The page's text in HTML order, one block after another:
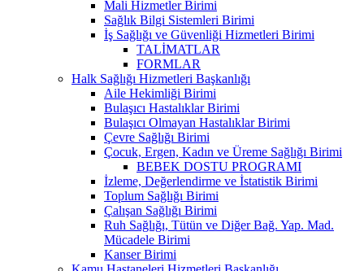
Mali Hizmetler Birimi
Sağlık Bilgi Sistemleri Birimi
İş Sağlığı ve Güvenliği Hizmetleri Birimi
TALİMATLAR
FORMLAR
Halk Sağlığı Hizmetleri Başkanlığı
Aile Hekimliği Birimi
Bulaşıcı Hastalıklar Birimi
Bulaşıcı Olmayan Hastalıklar Birimi
Çevre Sağlığı Birimi
Çocuk, Ergen, Kadın ve Üreme Sağlığı Birimi
BEBEK DOSTU PROGRAMI
İzleme, Değerlendirme ve İstatistik Birimi
Toplum Sağlığı Birimi
Çalışan Sağlığı Birimi
Ruh Sağlığı, Tütün ve Diğer Bağ. Yap. Mad.
Mücadele Birimi
Kanser Birimi